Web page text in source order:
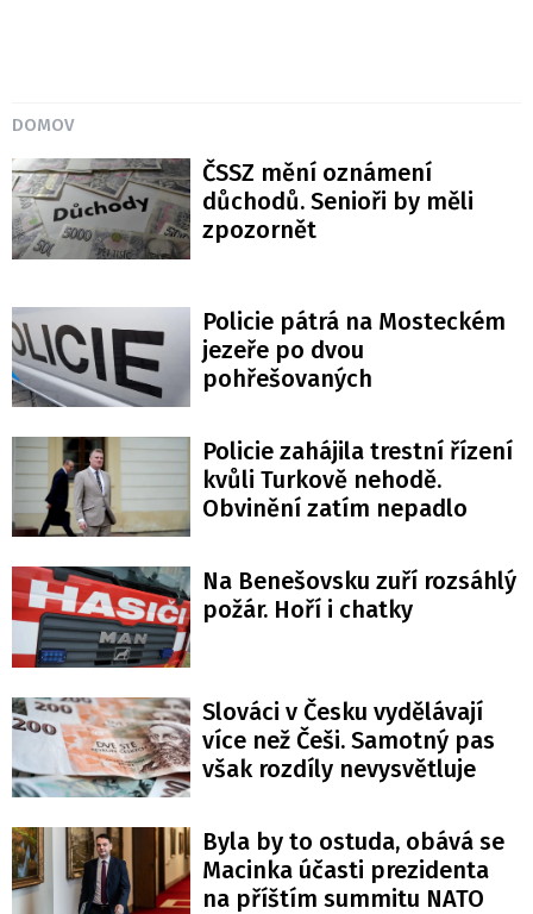
DOMOV
ČSSZ mění oznámení
důchodů. Senioři by měli
zpozornět
Policie pátrá na Mosteckém
jezeře po dvou
pohřešovaných
Policie zahájila trestní řízení
kvůli Turkově nehodě.
Obvinění zatím nepadlo
Na Benešovsku zuří rozsáhlý
požár. Hoří i chatky
Slováci v Česku vydělávají
více než Češi. Samotný pas
však rozdíly nevysvětluje
Byla by to ostuda, obává se
Macinka účasti prezidenta
na příštím summitu NATO